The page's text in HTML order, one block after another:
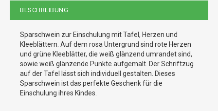
BESCHREIBUNG
Sparschwein zur Einschulung mit Tafel, Herzen und
Kleeblättern. Auf dem rosa Untergrund sind rote Herzen
und grüne Kleeblätter, die weiß glänzend umrandet sind,
sowie weiß glänzende Punkte aufgemalt. Der Schriftzug
auf der Tafel lässt sich individuell gestalten. Dieses
Sparschwein ist das perfekte Geschenk für die
Einschulung ihres Kindes.